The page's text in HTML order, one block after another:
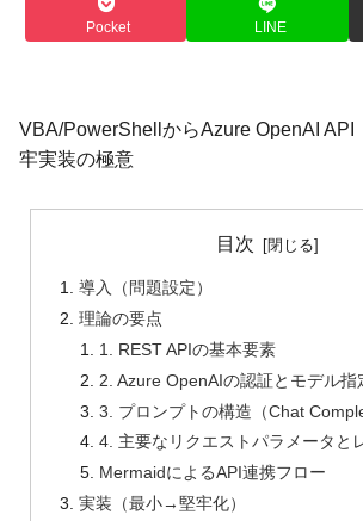
Pocket LINE
VBA/PowerShellからAzure OpenAI API
牢実装の極意
目次
導入（問題設定）
理論の要点
1. REST APIの基本要素
2. Azure OpenAIの認証とモデル指
3. プロンプトの構造（Chat
4. 主要なリクエストパラメータと
MermaidによるAPI連携フロー
実装（最小→堅牢化）